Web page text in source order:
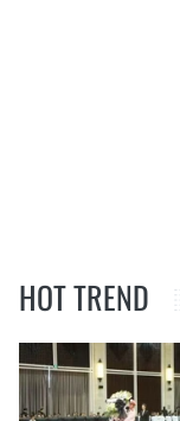
HOT TREND